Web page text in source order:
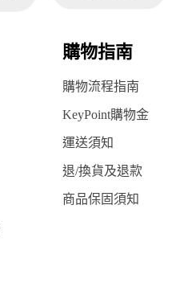
購物指南
購物流程指南
KeyPoint購物金
運送須知
退/換貨及退款
商品保固須知